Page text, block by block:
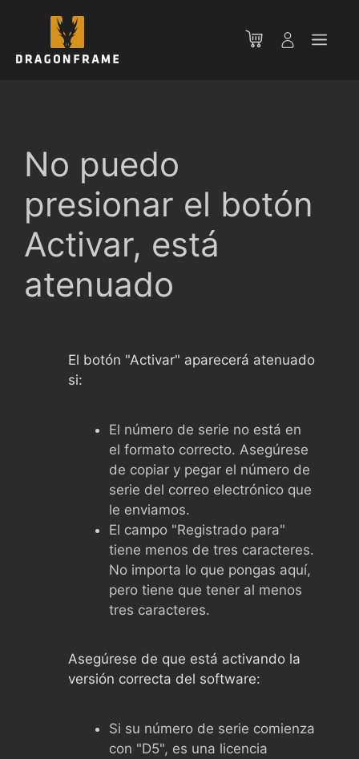
contenido
No puedo
presionar el botón
Activar, está
atenuado
El botón "Activar" aparecerá atenuado
si:
El número de serie no está en
el formato correcto. Asegúrese
de copiar y pegar el número de
serie del correo electrónico que
le enviamos.
El campo "Registrado para"
tiene menos de tres caracteres.
No importa lo que pongas aquí,
pero tiene que tener al menos
tres caracteres.
Asegúrese de que está activando la
versión correcta del software:
Si su número de serie comienza
con "D5", es una licencia